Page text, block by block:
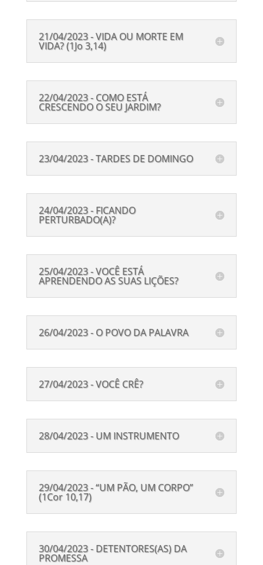
21/04/2023 - VIDA OU MORTE EM
VIDA? (1Jo 3,14)
22/04/2023 - COMO ESTÁ
CRESCENDO O SEU JARDIM?
23/04/2023 - TARDES DE DOMINGO
24/04/2023 - FICANDO
PERTURBADO(A)?
25/04/2023 - VOCÊ ESTÁ
APRENDENDO AS SUAS LIÇÕES?
26/04/2023 - O POVO DA PALAVRA
27/04/2023 - VOCÊ CRÊ?
28/04/2023 - UM INSTRUMENTO
29/04/2023 - “UM PÃO, UM CORPO”
(1Cor 10,17)
30/04/2023 - DETENTORES(AS) DA
PROMESSA